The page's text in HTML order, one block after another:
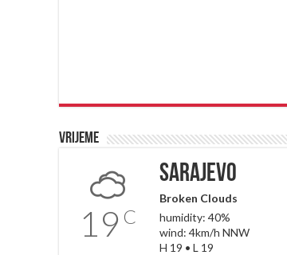
Vrijeme
19 C
Sarajevo
Broken Clouds
humidity: 40%
wind: 4km/h NNW
H 19 • L 19